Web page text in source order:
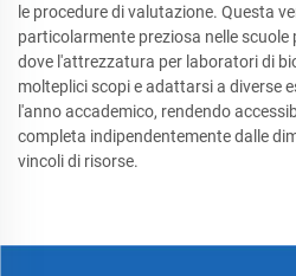
le procedure di valutazione. Questa
particolarmente preziosa nelle
dove l'attrezzatura per laboratori di
molteplici scopi e adattarsi a diverse
l'anno accademico, rendendo
completa indipendentemente dalle
vincoli di risorse.